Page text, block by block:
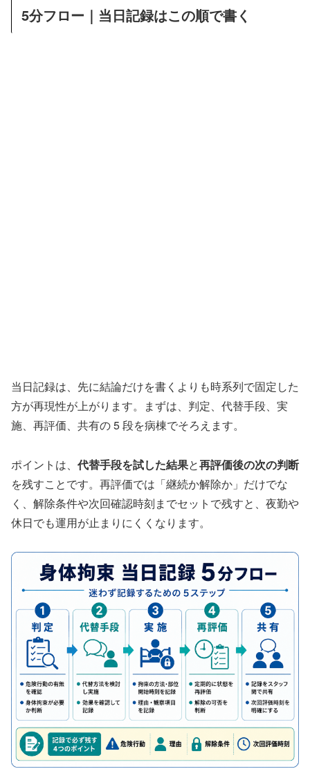
5分フロー｜当日記録はこの順で書く
当日記録は、先に結論だけを書くよりも時系列で固定した
方が再現性が上がります。まずは、判定、代替手段、実
施、再評価、共有の 5 段を病棟でそろえます。
ポイントは、 代替手段を試した結果と再評価後の次の判断
を残すことです。再評価では「継続か解除か」だけでな
く、解除条件や次回確認時刻までセットで残すと、夜勤や
休日でも運用が止まりにくくなります。